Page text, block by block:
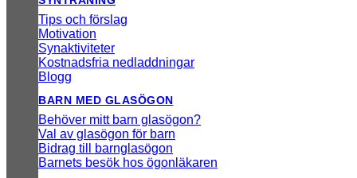
Tips och förslag
Motivation
Synaktiviteter
Kostnadsfria nedladdningar
Blogg
BARN MED GLASÖGON
Behöver mitt barn glasögon?
Val av glasögon för barn
Bidrag till barnglasögon
Barnets besök hos ögonläkaren